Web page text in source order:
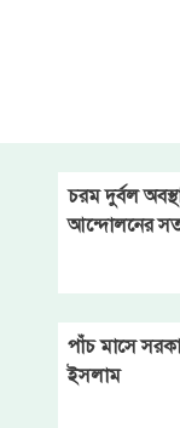
চরম দুর্বল
আন্দোলনের
পাঁচ মাসে
ইসলাম